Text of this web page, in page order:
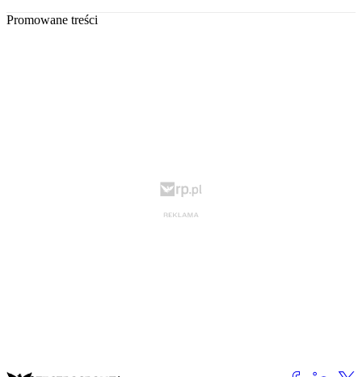
Promowane treści